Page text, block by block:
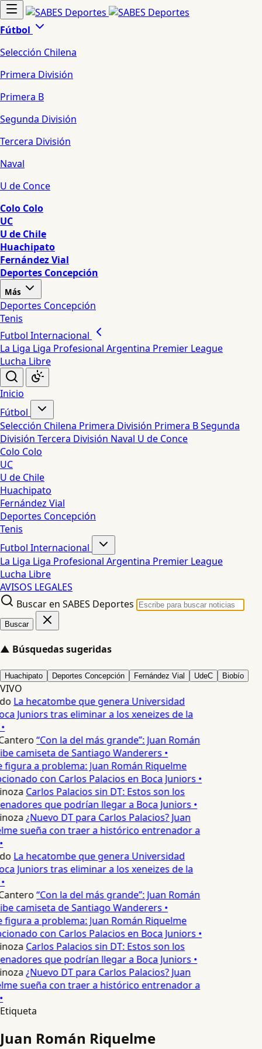
Fútbol
Selección Chilena
Primera División
Primera B
Segunda División
Tercera División
Naval
U de Conce
Colo Colo
UC
U de Chile
Huachipato
Fernández Vial
Deportes Concepción
Más
Deportes Concepción
Tenis
Futbol Internacional
La Liga Liga Profesional Argentina Premier League
Lucha Libre
Inicio
Fútbol
Selección Chilena Primera División Primera BSegunda
División Tercera División Naval U de Conce
Colo Colo
UC
U de Chile
Huachipato
Fernández Vial
Deportes Concepción
Tenis
Futbol Internacional
La Liga Liga Profesional Argentina Premier League
Lucha Libre
AVISOS LEGALES
Buscar en SABES Deportes
Buscar
▲ Búsquedas sugeridas
Huachipato Deportes Concepción Fernández Vial UdeC Biobío
VIVO
La hecatombe que genera Universidad
Juniors tras eliminar a los xeneizes de la
“Con la del más grande”: Juan Román
camiseta de Santiago Wanderers •
figura a problema: Juan Román Riquelme
con Carlos Palacios en Boca Juniors •
Carlos Palacios sin DT: Estos son los
que podrían llegar a Boca Juniors •
¿Nuevo DT para Carlos Palacios? Juan
sueña con traer a histórico entrenador a
La hecatombe que genera Universidad
Juniors tras eliminar a los xeneizes de la
“Con la del más grande”: Juan Román
camiseta de Santiago Wanderers •
figura a problema: Juan Román Riquelme
con Carlos Palacios en Boca Juniors •
Carlos Palacios sin DT: Estos son los
que podrían llegar a Boca Juniors •
¿Nuevo DT para Carlos Palacios? Juan
sueña con traer a histórico entrenador a
Etiqueta
Juan Román Riquelme